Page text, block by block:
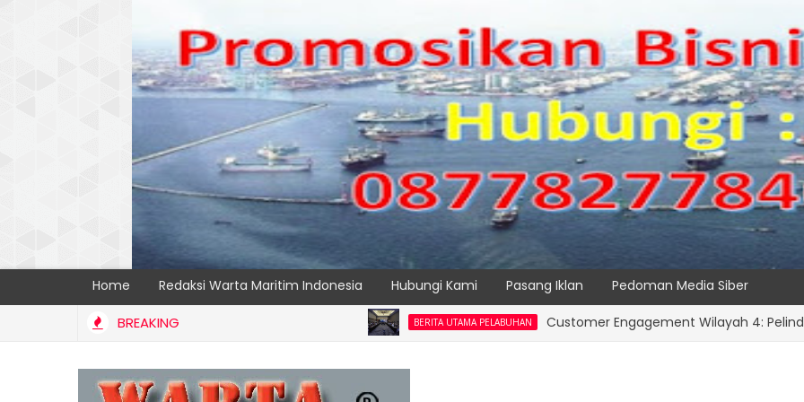
Home Redaksi Warta Maritim Indonesia Hubungi Kami Pasang Iklan Pedoman Media Siber
BREAKING BERITA UTAMA PELABUHAN Customer Engagement Wilayah 4: Pelindo Jasa